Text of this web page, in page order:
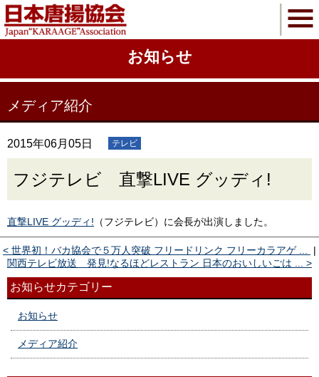
お知らせ
メディア紹介
2015年06月05日 テレビ
フジテレビ 直撃LIVE グッディ!
直撃LIVE グッディ! （フジテレビ）に会長が出演しました。
< 世界初！バカ協会で５万人突破 フリードリンク フリーカラアゲ ...
|
関西テレビ放送 発見!なるほどレストラン 日本のおいしいごは ... >
お知らせカテゴリー
お知らせ
メディア紹介